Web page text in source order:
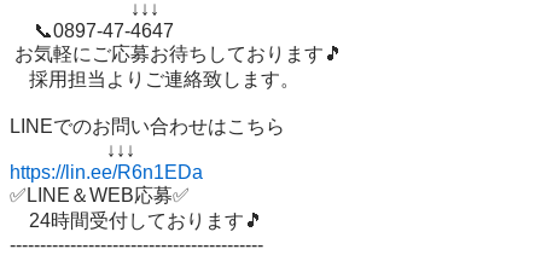
採用担当よりご連絡致します。
LINEでのお問い合わせはこちら
https://lin.ee/R6n1EDa
✅LINE＆WEB応募✅
24時間受付しております🎵
------------------------------------------